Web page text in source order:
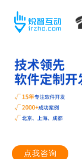
点我咨询